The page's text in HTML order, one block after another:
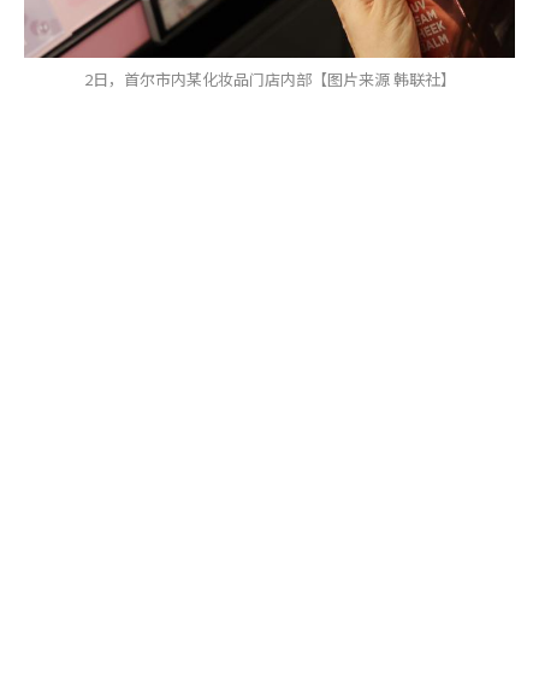
2日，首尔市内某化妆品门店内部【图片来源 韩联社】